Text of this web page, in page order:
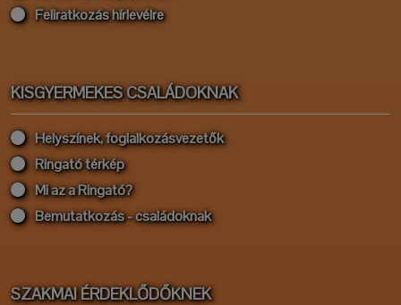
Feliratkozás hírlevélre
KISGYERMEKES CSALÁDOKNAK
Helyszínek, foglalkozásvezetők
Ringató térkép
Mi az a Ringató?
Bemutatkozás - családoknak
SZAKMAI ÉRDEKLŐDŐKNEK